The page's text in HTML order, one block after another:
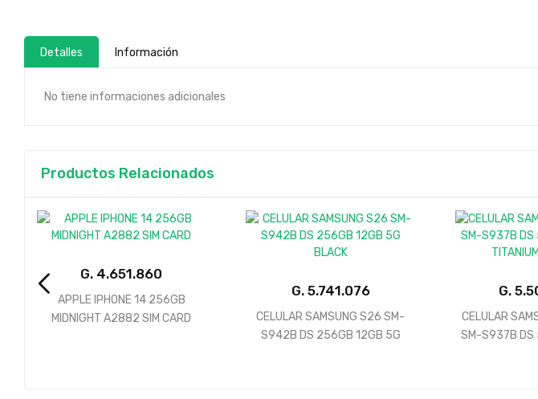
Detalles Información
No tiene informaciones adicionales
Productos Relacionados
G.
CELULAR SAMSUNG S26 SM-
G.
CELULAR SAMSUNG S25 EDGE
SM-S937B DS 512GB 12GB 5G
CELULAR
256GB